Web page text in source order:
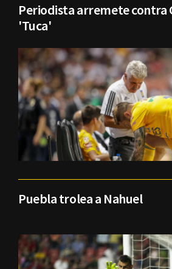
Periodista arremete contra
'Tuca'
Puebla trolea a Nahuel